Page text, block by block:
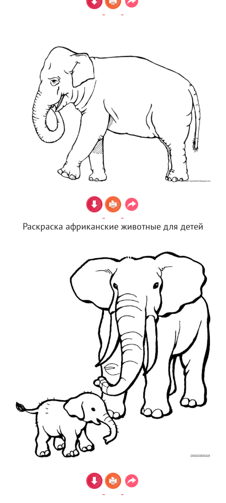
Раскраска африканские животные для детей